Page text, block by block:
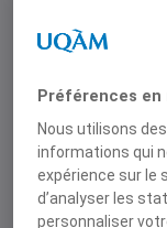
des
«
Préférences
Nous utilisons
informations qui
expérience sur le
d’analyser les
personnaliser